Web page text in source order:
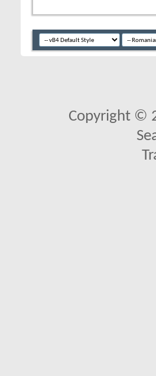
Copyright ©